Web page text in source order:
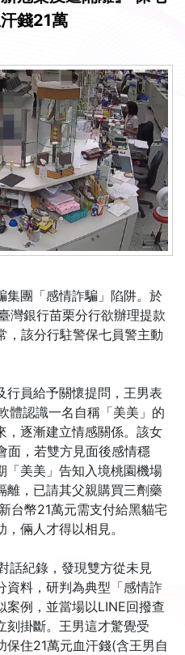
錢21萬
集團「感情詐騙」陷阱。於
灣銀行苗栗分行欲辦理提款
，該分行駐警保七員警主動
行員給予關懷提問，王男表
體認識一名自稱「美美」的
，逐漸建立情感關係。該女
面，若雙方見面後感情穩
「美美」告知入境桃園機場
離，已請其父親購買三劑藥
台幣21萬元需支付給黑貓宅
倆人才得以相見。
話紀錄，發現雙方從未見
資料，研判為典型「感情詐
案例，並當場以LINE回撥查
刻掛斷。王男這才驚覺受
住21萬元血汗錢(含王男自